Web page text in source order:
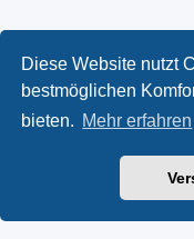
Diese Website nutzt
bestmöglichen
bieten. Mehr erfahren